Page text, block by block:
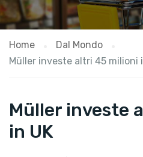
Home
Dal Mondo
Müller investe altri 45 milioni
Müller investe
in UK